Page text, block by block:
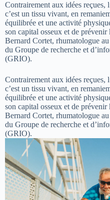
Contrairement aux idées reçues,
c’est un tissu vivant, en
équilibrée et une activité
son capital osseux et de
Bernard Cortet, rhumatologue
du Groupe de recherche et
(GRIO).
Contrairement aux idées reçues,
c’est un tissu vivant, en
équilibrée et une activité
son capital osseux et de
Bernard Cortet, rhumatologue
du Groupe de recherche et
(GRIO).